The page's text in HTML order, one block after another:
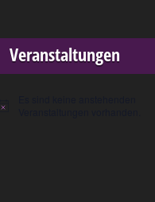
Veranstaltungen
Hinweis